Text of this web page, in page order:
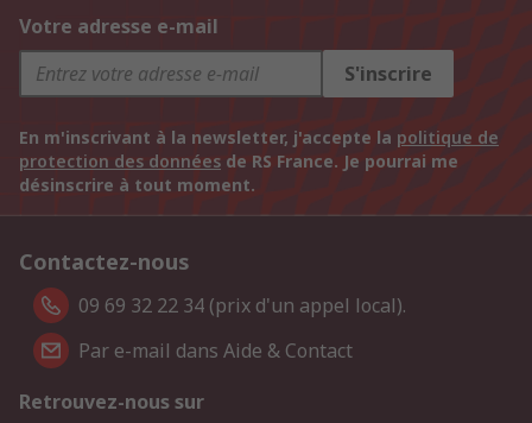
Votre adresse e-mail
S'inscrire
En m'inscrivant à la newsletter, j'accepte la politique de
protection des données de RS France. Je pourrai me
désinscrire à tout moment.
Contactez-nous
09 69 32 22 34 (prix d'un appel local).
Par e-mail dans Aide & Contact
Retrouvez-nous sur